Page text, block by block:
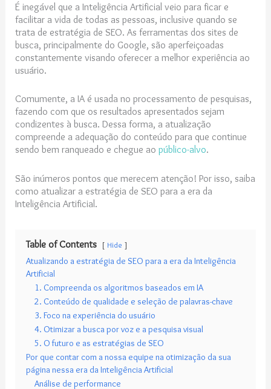
É inegável que a Inteligência Artificial veio para ficar e
facilitar a vida de todas as pessoas, inclusive quando se
trata de estratégia de SEO. As ferramentas dos sites de
busca, principalmente do Google, são aperfeiçoadas
constantemente visando oferecer a melhor experiência ao
usuário.
Comumente, a IA é usada no processamento de pesquisas,
fazendo com que os resultados apresentados sejam
condizentes à busca. Dessa forma, a atualização
compreende a adequação do conteúdo para que continue
sendo bem ranqueado e chegue aopúblico-alvo.
São inúmeros pontos que merecem atenção! Por isso, saiba
como atualizar a estratégia de SEO para a era da
Inteligência Artificial.
Table of Contents Hide
Atualizando a estratégia de SEO para a era da Inteligência
Artificial
1. Compreenda os algoritmos baseados em IA
2. Conteúdo de qualidade e seleção de palavras-chave
3. Foco na experiência do usuário
4. Otimizar a busca por voz e a pesquisa visual
5. O futuro e as estratégias de SEO
Por que contar com a nossa equipe na otimização da sua
página nessa era da Inteligência Artificial
Análise de performance